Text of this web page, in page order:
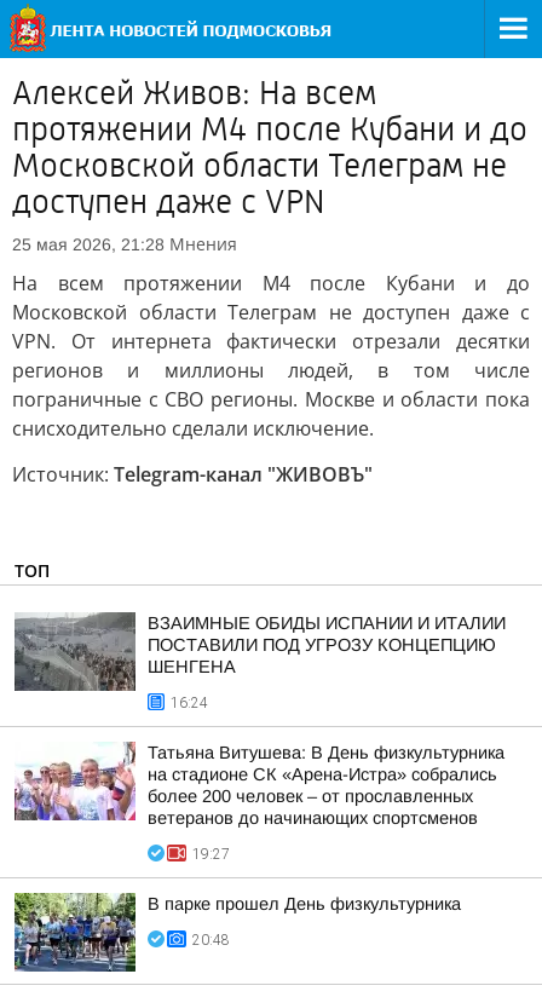
Алексей Живов: На всем
протяжении М4 после Кубани и до
Московской области Телеграм не
доступен даже с VPN
25 мая 2026, 21:28 Мнения
На всем протяжении М4 после Кубани и до
Московской области Телеграм не доступен даже с
VPN. От интернета фактически отрезали десятки
регионов и миллионы людей, в том числе
пограничные с СВО регионы. Москве и области пока
снисходительно сделали исключение.
Источник: Telegram-канал "ЖИВОВЪ"
ТОП
ВЗАИМНЫЕ ОБИДЫ ИСПАНИИ И ИТАЛИИ
ПОСТАВИЛИ ПОД УГРОЗУ КОНЦЕПЦИЮ
ШЕНГЕНА
16:24
Татьяна Витушева: В День физкультурника
на стадионе СК «Арена-Истра» собрались
более 200 человек – от прославленных
ветеранов до начинающих спортсменов
19:27
В парке прошел День физкультурника
20:48